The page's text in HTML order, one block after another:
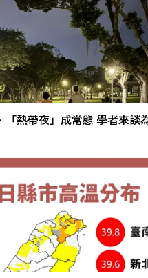
「熱帶夜」成常態 學者來談